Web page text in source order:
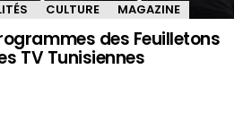
CULTURE MAGAZINE
des Feuilletons
TV Tunisiennes